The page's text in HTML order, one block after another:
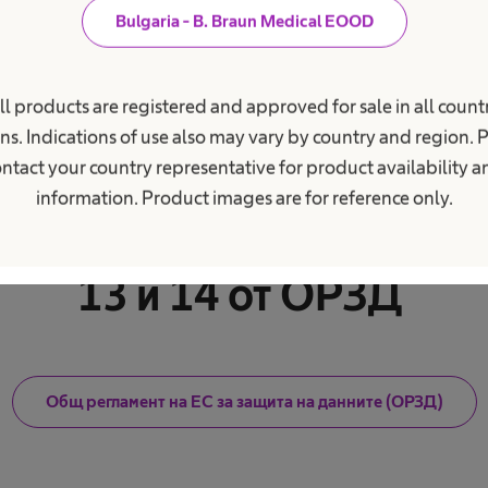
Bulgaria - B. Braun Medical EOOD
products are registered and approved for sale in all
Indications of use also may vary by country and region.
your country representative for product availability
information. Product images are for reference only.
или да подобряваме услугите си за
промени в настоящата Политика за
за Общия
13 и 14 от ОРЗД
Общ регламент на ЕС за защита на данните (ОРЗД)